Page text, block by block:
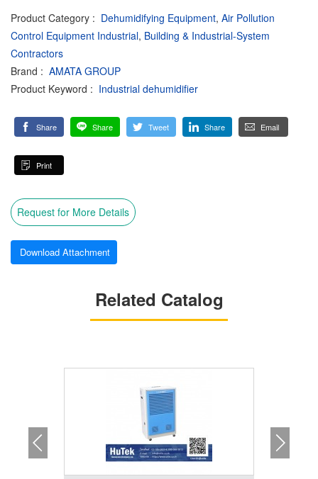
Product Category : Dehumidifying Equipment, Air Pollution
Control Equipment Industrial, Building & Industrial-System
Contractors
Brand : AMATA GROUP
Product Keyword : Industrial dehumidifier
Share Share Tweet Share Email
Print
Request for More Details
Download Attachment
Related Catalog